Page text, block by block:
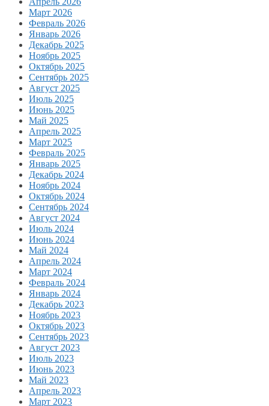
Март 2026
Февраль 2026
Январь 2026
Декабрь 2025
Ноябрь 2025
Октябрь 2025
Сентябрь 2025
Август 2025
Июль 2025
Июнь 2025
Май 2025
Апрель 2025
Март 2025
Февраль 2025
Январь 2025
Декабрь 2024
Ноябрь 2024
Октябрь 2024
Сентябрь 2024
Август 2024
Июль 2024
Июнь 2024
Май 2024
Апрель 2024
Март 2024
Февраль 2024
Январь 2024
Декабрь 2023
Ноябрь 2023
Октябрь 2023
Сентябрь 2023
Август 2023
Июль 2023
Июнь 2023
Май 2023
Апрель 2023
Март 2023